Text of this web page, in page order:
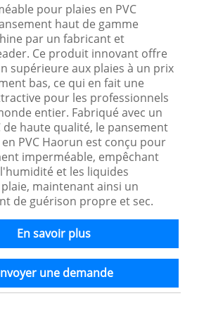
pour plaies en PVC
haut de gamme
par un fabricant et
Ce produit innovant offre
supérieure aux plaies à un prix
bas, ce qui en fait une
pour les professionnels
entier. Fabriqué avec un
de haute qualité, le pansement
PVC Haorun est conçu pour
imperméable, empêchant
et les liquides
maintenant ainsi un
de guérison propre et sec.
En savoir plus
une demande